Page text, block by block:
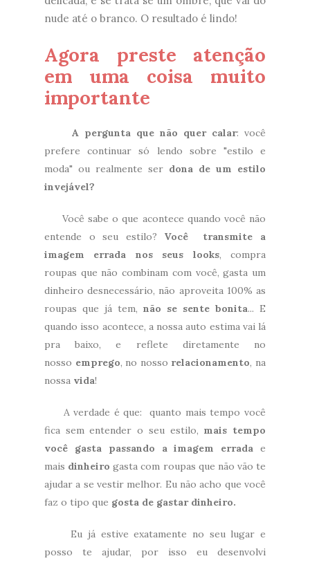
nude até o branco. O resultado é lindo!
Agora preste atenção
em uma coisa muito
importante
A pergunta que não quer calar: você
prefere continuar só lendo sobre "estilo e
moda" ou realmente ser dona de um estilo
invejável?
Você sabe o que acontece quando você não
entende o seu estilo? Você
transmite a
imagem errada nos seus looks, compra
roupas que não combinam com você, gasta um
dinheiro desnecessário, não aproveita 100% as
roupas que já tem, não se sente bonita... E
quando isso acontece, a nossa auto estima vai lá
pra baixo, e reflete diretamente no
nosso emprego, no nosso relacionamento, na
nossa vida!
A verdade é que:
quanto mais tempo você
fica sem entender o seu estilo, mais tempo
você gasta passando a imagem errada e
mais dinheirogasta com roupas que não vão te
ajudar a se vestir melhor. Eu não acho que você
faz o tipo que gosta de gastar dinheiro.
Eu já estive exatamente no seu lugar e
posso te ajudar, por isso eu desenvolvi